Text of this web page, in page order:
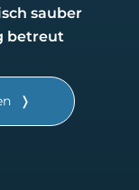
sauber
betreut